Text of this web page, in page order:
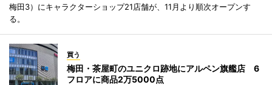
梅田3）にキャラクターショップ21店舗が、11月より順次オープンす
る。
買う
梅田・茶屋町のユニクロ跡地にアルペン旗艦店 6
フロアに商品2万5000点